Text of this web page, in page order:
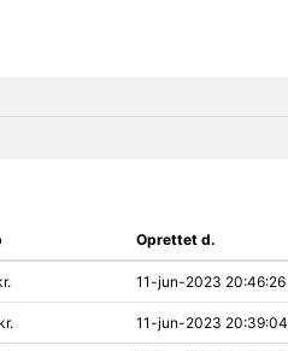
Oprettet d.
11-jun-2023 20:46:26
11-jun-2023 20:39:04